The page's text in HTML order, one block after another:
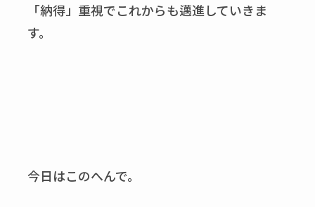
「納得」重視でこれからも邁進していきま
す。
今日はこのへんで。